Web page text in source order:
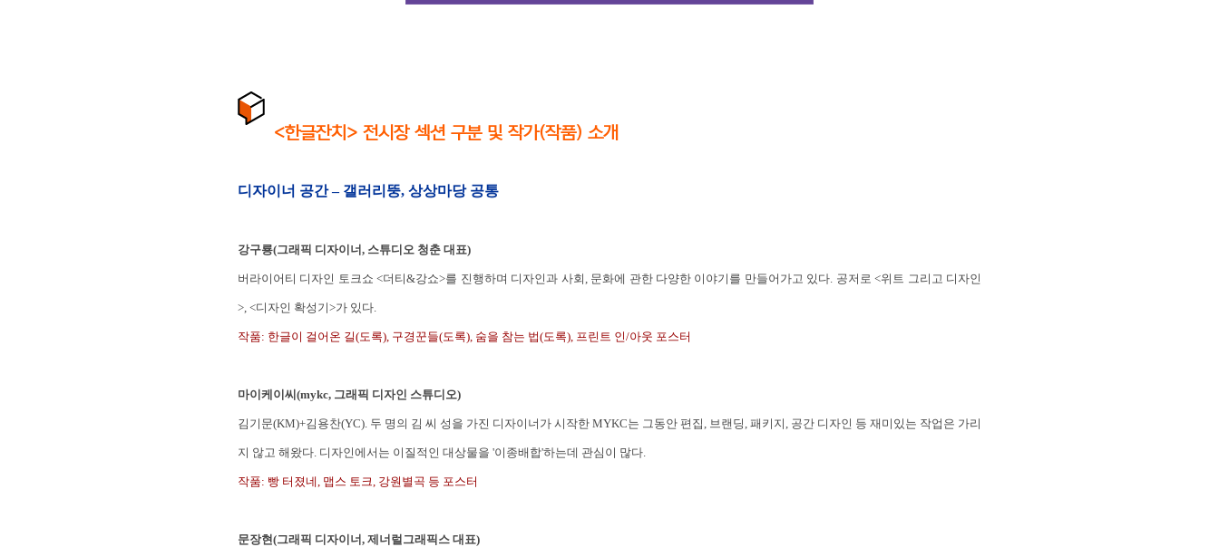
<한글잔치> 전시장 섹션 구분 및 작가(작품) 소개
디자이너 공간 – 갤러리뚱, 상상마당 공통
강구룡(그래픽 디자이너, 스튜디오 청춘 대표)
버라이어티 디자인 토크쇼 <더티&강쇼>를 진행하며 디자인과 사회, 문화에 관한 다양한 이야기를 만들어가고 있다. 공저로 <위트 그리고 디자인
>, <디자인 확성기>가 있다.
작품: 한글이 걸어온 길(도록), 구경꾼들(도록), 숨을 참는 법(도록), 프린트 인/아웃 포스터
마이케이씨(mykc, 그래픽 디자인 스튜디오)
김기문(KM)+김용찬(YC). 두 명의 김 씨 성을 가진 디자이너가 시작한 MYKC는 그동안 편집, 브랜딩, 패키지, 공간 디자인 등 재미있는 작업은 가리
지 않고 해왔다. 디자인에서는 이질적인 대상물을 '이종배합'하는데 관심이 많다.
작품: 빵 터졌네, 맵스 토크, 강원별곡 등 포스터
문장현(그래픽 디자이너, 제너럴그래픽스 대표)